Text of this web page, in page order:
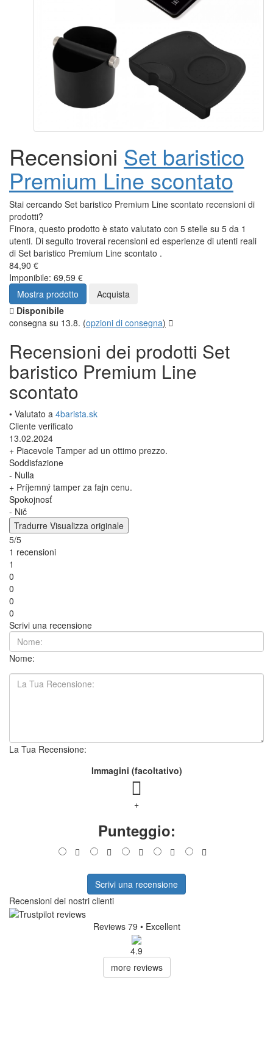
Recensioni Set baristico
Premium Line scontato
Stai cercando Set baristico Premium Line scontato recensioni di
prodotti?
Finora, questo prodotto è stato valutato con 5 stelle su 5 da 1
utenti. Di seguito troverai recensioni ed esperienze di utenti reali
di Set baristico Premium Line scontato .
84,90 €
Imponibile: 69,59 €
Mostra prodotto
Acquista
Disponibile
consegna su 13.8. (opzioni di consegna)
Recensioni dei prodotti Set
baristico Premium Line
scontato
• Valutato a 4barista.sk
Cliente verificato
13.02.2024
+ Piacevole Tamper ad un ottimo prezzo.
Soddisfazione
- Nulla
+ Príjemný tamper za fajn cenu.
Spokojnosť
- Nič
Tradurre Visualizza originale
5/5
1 recensioni
1
0
0
0
0
Scrivi una recensione
Nome:
La Tua Recensione:
Immagini (facoltativo)
+
Punteggio:
Scrivi una recensione
Recensioni dei nostri clienti
Reviews 79 • Excellent
4.9
more reviews